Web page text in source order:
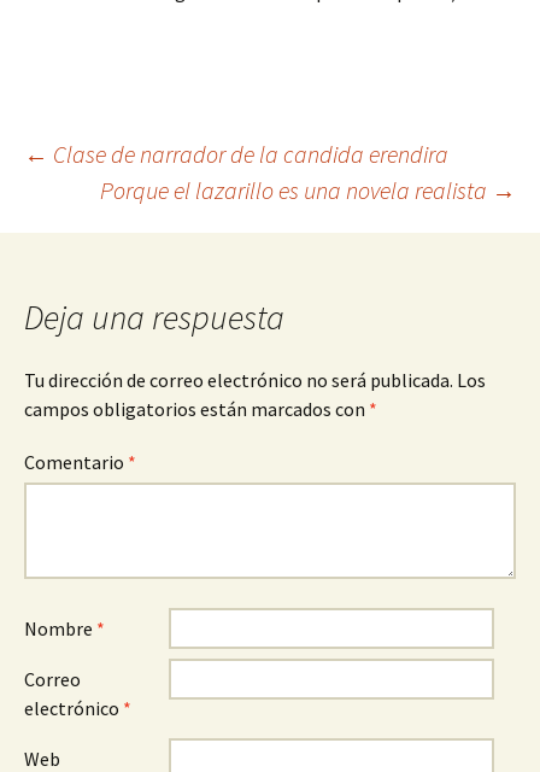
Navegación
de
entradas
← Clase de narrador de la candida erendira
Porque el lazarillo es una novela realista →
Deja una respuesta
Tu dirección de correo electrónico no será publicada. Los
campos obligatorios están marcados con *
Comentario *
Nombre *
Correo
electrónico *
Web